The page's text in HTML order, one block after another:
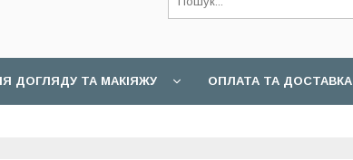
ДОГЛЯДУ ТА МАКІЯЖУ ОПЛАТА ТА ДОСТАВКА